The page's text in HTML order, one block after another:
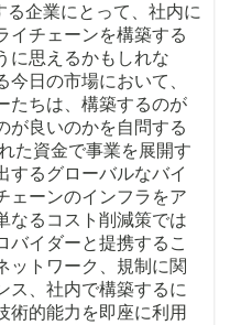
企業にとって、社内に
イチェーンを構築する
に思えるかもしれな
日の市場において、
たちは、構築するのが
が良いのかを自問する
た資金で事業を展開す
するグローバルなバイ
ェーンのインフラをア
なるコスト削減策では
バイダーと提携するこ
ットワーク、規制に関
ス、社内で構築するに
術的能力を即座に利用